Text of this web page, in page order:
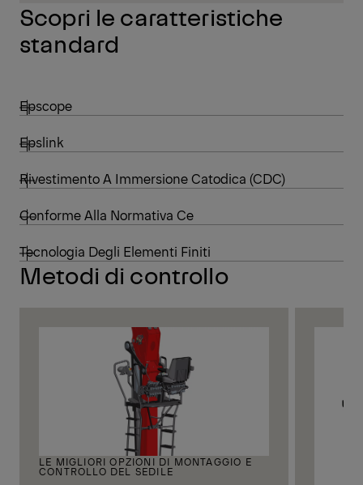
Scopri le caratteristiche
standard
Epscope
Epslink
Rivestimento A Immersione Catodica (CDC)
Conforme Alla Normativa Ce
Tecnologia Degli Elementi Finiti
Metodi di controllo
LE MIGLIORI OPZIONI DI MONTAGGIO E
CONTROLLO DEL SEDILE